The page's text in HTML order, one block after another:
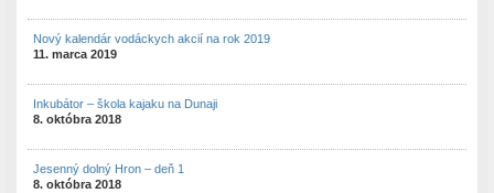
Nový kalendár vodáckych akcií na rok 2019
11. marca 2019
Inkubátor – škola kajaku na Dunaji
8. októbra 2018
Jesenný dolný Hron – deň 1
8. októbra 2018